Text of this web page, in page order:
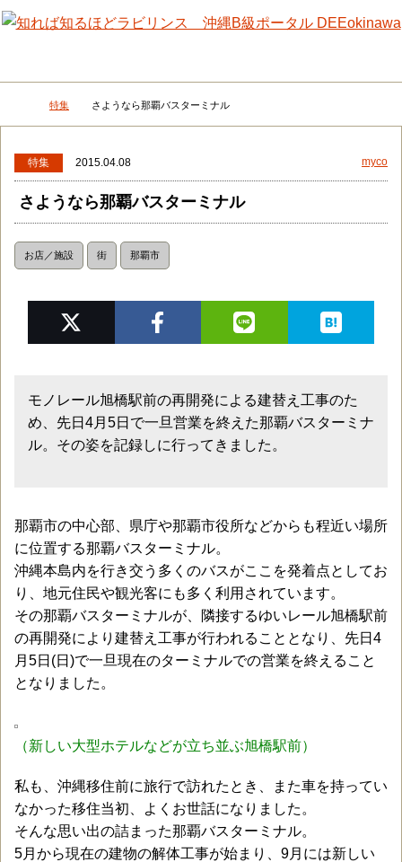
メニュー 検
DEEokinawaトップ
特集 さようなら那覇バスターミナル
特集 2015.04.08 myco
さようなら那覇バスターミナル
お店／施設 街 那覇市
モノレール旭橋駅前の再開発による建替え工事のた
め、先日4月5日で一旦営業を終えた那覇バスターミナ
ル。その姿を記録しに行ってきました。
那覇市の中心部、県庁や那覇市役所などからも程近い場所
に位置する那覇バスターミナル。
沖縄本島内を行き交う多くのバスがここを発着点としてお
り、地元住民や観光客にも多く利用されています。
その那覇バスターミナルが、隣接するゆいレール旭橋駅前
の再開発により建替え工事が行われることとなり、先日4
月5日(日)で一旦現在のターミナルでの営業を終えること
となりました。
（新しい大型ホテルなどが立ち並ぶ旭橋駅前）
私も、沖縄移住前に旅行で訪れたとき、また車を持ってい
なかった移住当初、よくお世話になりました。
そんな思い出の詰まった那覇バスターミナル。
5月から現在の建物の解体工事が始まり、9月には新しい